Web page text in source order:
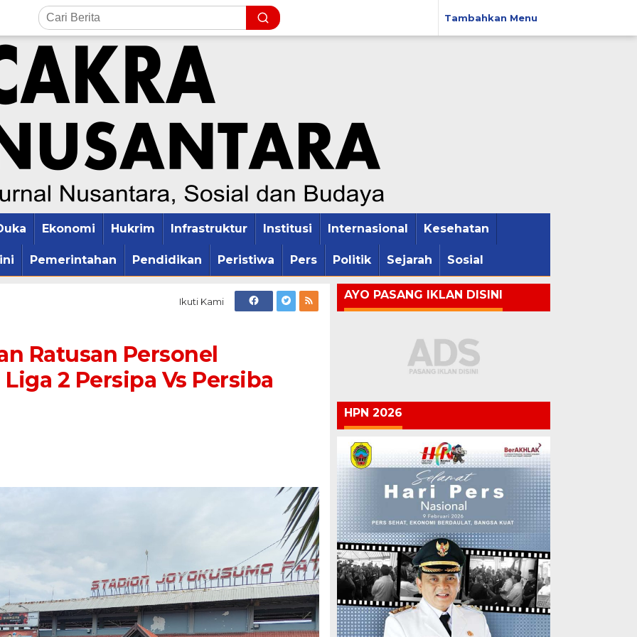
Tambahkan Menu
Ekonomi Hukrim Infrastruktur Institusi Internasional Kesehatan
Pemerintahan Pendidikan Peristiwa Pers Politik Sejarah Sosial
Ikuti Kami
Ratusan Personel
2 Persipa Vs Persiba
AYO PASANG IKLAN DISINI
HPN 2026